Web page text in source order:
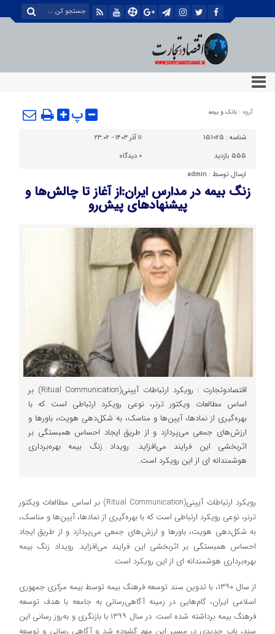
گروه : بانک و بیمه پ
شناسه : 151025
۱۱ آذر ۱۴۰۳ - ۲۳:۰۲
555 بازدید
0 دیدگاه
ارسال توسط : admin
زنگ بیمه در مدارس ایران:از آغاز تا چالش‌ها و
پیشنهادهای پیش‌رو
اقتصادوتجارت : رویکرد ارتباطات آیینی(Ritual Communication) بر
اساس مطالعات ویکتور ترنر، نوعی رویکرد ارتباطی است که با
بهره‌گیری از نمادها، آیین‌ها و مناسک، به شکل‌دهی هویت، باورها و
ارزش‌های جمعی می‌پردازد و از طریق ایجاد احساس همبستگی بر
اثربخشی این فرایند می‌افزاید. رویداد زنگ بیمه بهره‌برداری
هوشمندانه ای از این رویکرد است.
رویکرد ارتباطات آیینی(Ritual Communication) بر اساس مطالعات ویکتور
ترنر، نوعی رویکرد ارتباطی است که با بهره‌گیری از نمادها، آیین‌ها و مناسک،
به شکل‌دهی هویت، باورها و ارزش‌های جمعی می‌پردازد و از طریق ایجاد
احساس همبستگی بر اثربخشی این فرایند می‌افزاید. رویداد زنگ بیمه
بهره‌برداری هوشمندانه ای از این رویکرد است.
از سال ۱۳۹۰، با تدوین سند توسعه فرهنگ بیمه توسط بیمه مرکزی جمهوری
اسلامی ایران، گام‌هایی در زمینه آگاهی‌رسانی به جامعه با هدف توسعه
فرهنگ بیمه برداشته شده است. در سال ۱۳۹۹ با بازنگری و به‌روز رسانی این
سند، باب جدیدی در مسیر این مهم گشوده شد و آگاهی رسانی و توسعه